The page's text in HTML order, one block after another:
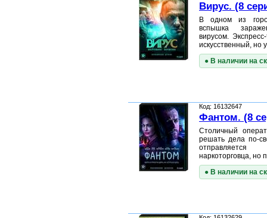
Вирус. (8
В одном из
вспышка
вирусом.
искусственный, но
● В наличии на
Код: 16132647
Фантом. (8
Столичный
решать дела по-
отправляется
наркоторговца, но
● В наличии на